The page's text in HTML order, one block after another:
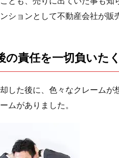
ションとして不動産会社が販
の責任を一切負いた
した後に、色々なクレームが
ムがありました。